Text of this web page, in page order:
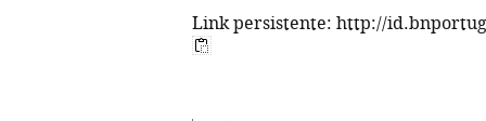
Link persistente: http://